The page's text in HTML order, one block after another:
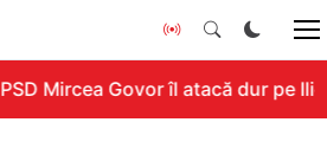
Mircea Govor îl atacă dur pe